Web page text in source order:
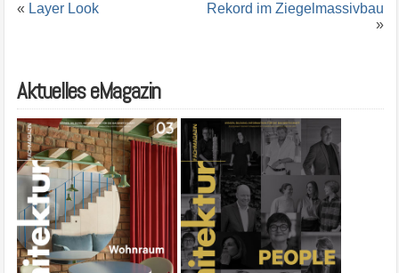
« Layer Look
Rekord im Ziegelmassivbau
»
Aktuelles eMagazin